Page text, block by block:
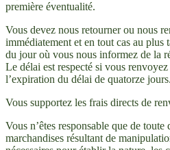
première éventualité.
Vous devez nous retourner ou nous
immédiatement et en tout cas au plus
du jour où vous nous informez de la
Le délai est respecté si vous
l’expiration du délai de quatorze jours.
Vous supportez les frais directs de
Vous n’êtes responsable que de
marchandises résultant de